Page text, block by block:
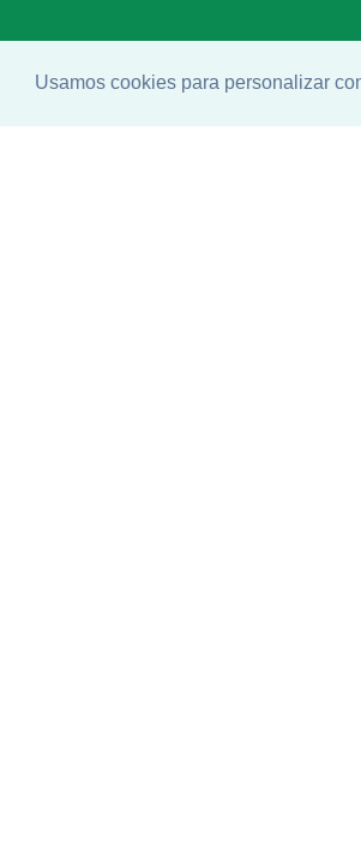
Usamos cookies para personalizar